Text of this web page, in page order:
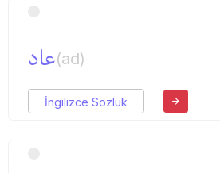
عاد(ad)
İngilizce Sözlük